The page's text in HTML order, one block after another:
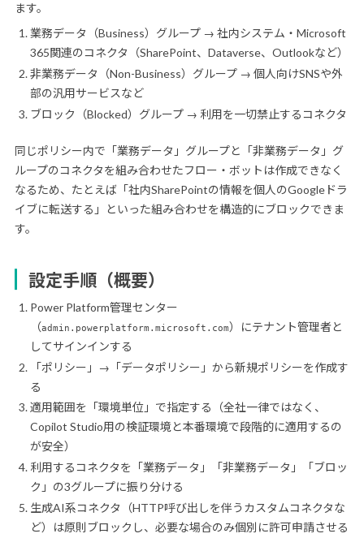
ます。
業務データ（Business）グループ → 社内システム・Microsoft
365関連のコネクタ（SharePoint、Dataverse、Outlookなど）
非業務データ（Non-Business）グループ → 個人向けSNSや外
部の汎用サービスなど
ブロック（Blocked）グループ → 利用を一切禁止するコネクタ
同じポリシー内で「業務データ」グループと「非業務データ」グ
ループのコネクタを組み合わせたフロー・ボットは作成できなく
なるため、たとえば「社内SharePointの情報を個人のGoogleドラ
イブに転送する」といった組み合わせを構造的にブロックできま
す。
設定手順（概要）
Power Platform管理センター
（admin.powerplatform.microsoft.com）にテナント管理者と
してサインインする
「ポリシー」→「データポリシー」から新規ポリシーを作成す
る
適用範囲を「環境単位」で指定する（全社一律ではなく、
Copilot Studio用の検証環境と本番環境で段階的に適用するの
が安全）
利用するコネクタを「業務データ」「非業務データ」「ブロッ
ク」の3グループに振り分ける
生成AI系コネクタ（HTTP呼び出しを伴うカスタムコネクタな
ど）は原則ブロックし、必要な場合のみ個別に許可申請させる